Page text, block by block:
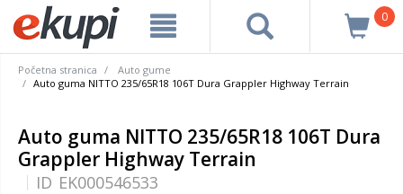
0
Početna stranica
Auto gume
Auto guma NITTO 235/65R18 106T Dura Grappler Highway Terrain
Auto guma NITTO 235/65R18 106T Dura
Grappler Highway Terrain
ID EK000546533